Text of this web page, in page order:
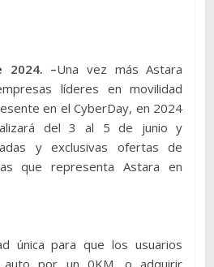
2024. –Una vez más Astara
líderes en movilidad
en el CyberDay, en 2024
del 3 al 5 de junio y
y exclusivas ofertas de
que representa Astara en
única para que los usuarios
auto por un 0KM, o adquirir